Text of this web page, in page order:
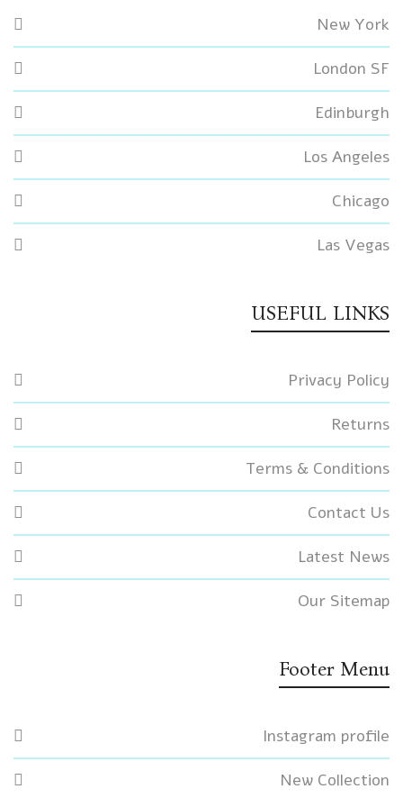
New York
London SF
Edinburgh
Los Angeles
Chicago
Las Vegas
USEFUL LINKS
Privacy Policy
Returns
Terms & Conditions
Contact Us
Latest News
Our Sitemap
Footer Menu
Instagram profile
New Collection